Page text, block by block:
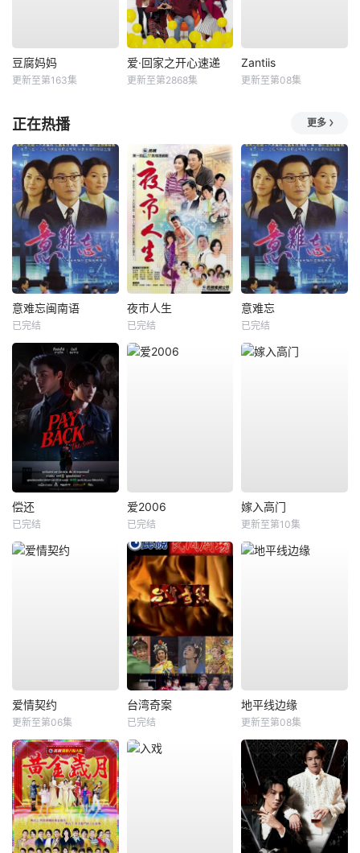
豆腐妈妈
更新至第163集
爱·回家之开心速递
更新至第2868集
Zantiis
更新至第08集
正在热播 更多
意难忘闽南语
已完结
夜市人生
已完结
意难忘
已完结
偿还
已完结
爱2006
已完结
嫁入高门
更新至第10集
爱情契约
更新至第06集
台湾奇案
已完结
地平线边缘
更新至第08集